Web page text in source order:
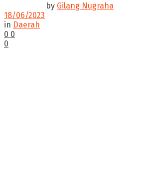
by Gilang Nugraha
18/06/2023
in Daerah
0 0
0